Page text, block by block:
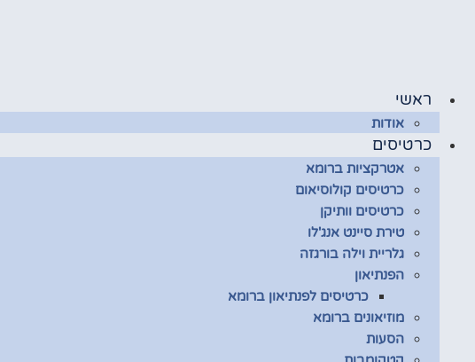
ראשי
אודות
כרטיסים
אטרקציות ברומא
כרטיסים קולוסיאום
כרטיסים וותיקן
טירת סיינט אנג'לו
גלריית וילה בורגזה
הפנתיאון
כרטיסים לפנתיאון ברומא
מוזיאונים ברומא
הסעות